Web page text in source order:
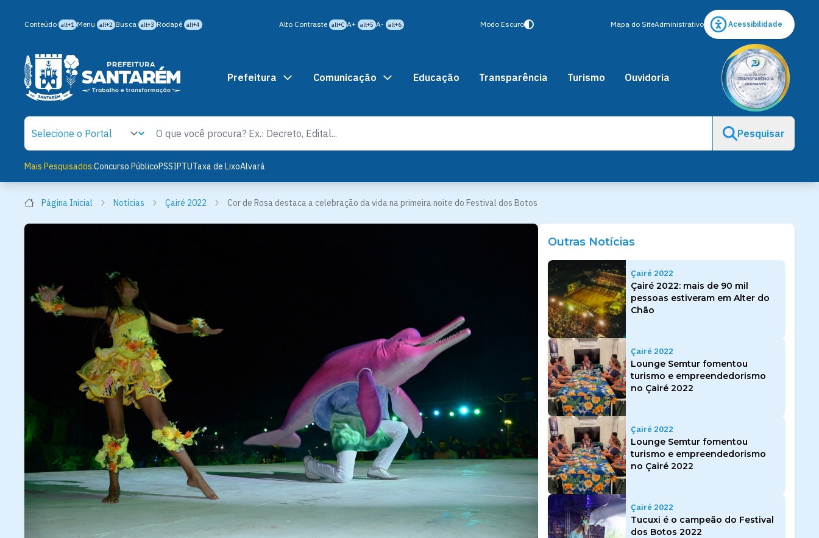
Conteúdo alt+1 Menu alt+2 Busca alt+3 Rodapé alt+4 Alto Contraste alt+C A+ alt+5 A- alt+6 Modo Escuro Mapa do SiteAdministrativo Acessibilidade
Prefeitura Comunicação Educação Transparência Turismo Ouvidoria
Pesquisar
Mais Pesquisados:Concurso PúblicoPSSIPTUTaxa de LixoAlvará
Página Inicial Notícias Çairé 2022 Cor de Rosa destaca a celebração da vida na primeira noite do Festival dos Botos
Outras Notícias
Çairé 2022
Çairé 2022: mais de 90 mil
pessoas estiveram em Alter do
Chão
Çairé 2022
Lounge Semtur fomentou
turismo e empreendedorismo
no Çairé 2022
Çairé 2022
Lounge Semtur fomentou
turismo e empreendedorismo
no Çairé 2022
Çairé 2022
Tucuxi é o campeão do Festival
dos Botos 2022